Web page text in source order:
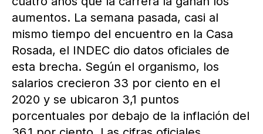
aumentos. La semana pasada, casi al
mismo tiempo del encuentro en la Casa
Rosada, el INDEC dio datos oficiales de
esta brecha. Según el organismo, los
salarios crecieron 33 por ciento en el
2020 y se ubicaron 3,1 puntos
porcentuales por debajo de la inflación del